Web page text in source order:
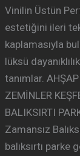
Vinilin Üstün
estetiğini ileri
kaplamasıyla
lüksü
tanımlar.
ZEMİNLER
BALIKSIRTI
Zamansız
balıksırtı